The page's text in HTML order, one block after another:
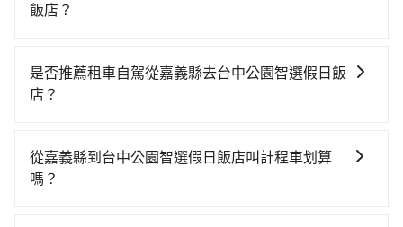
飯店？
省時、較貴，且難叫計程車前往高鐵站！從最早06:21一
直到23:27，嘉義-台中一天最多有60班次高鐵可搭乘。
步行進站、現場購票並於月台排隊的時間約15分鐘，再
乘坐22~35分鐘（平均28分）的高鐵從嘉義站前往台中
是否推薦租車自駕從嘉義縣去台中公園智選假日飯
店？
租車公司可選，甚至離你所在位置甚遠，如果不想額外
花時間搭車前往鄰近市區租車，也不想花2,975元叫計程
從嘉義縣到台中公園智選假日飯店叫計程車划算
嗎？